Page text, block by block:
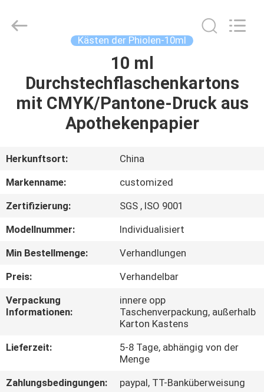
PRODUKTE
UNS
AUSFLUG
QUALITÄTSKONTROLLE
TRETEN
SIE
UNS
Kästen der Phiolen-10ml
10 ml
Durchstechflaschenkartons
mit CMYK/Pantone-Druck aus
Apothekenpapier
Herkunftsort:
China
Markenname:
customized
Zertifizierung:
SGS , ISO 9001
Modellnummer:
Individualisiert
Min Bestellmenge:
Verhandlungen
Preis:
Verhandelbar
Verpackung
Informationen:
innere opp
Taschenverpackung, außerhalb
Karton Kastens
Lieferzeit:
5-8 Tage, abhängig von der
Menge
Zahlungsbedingungen:
paypal, TT-Banküberweisung